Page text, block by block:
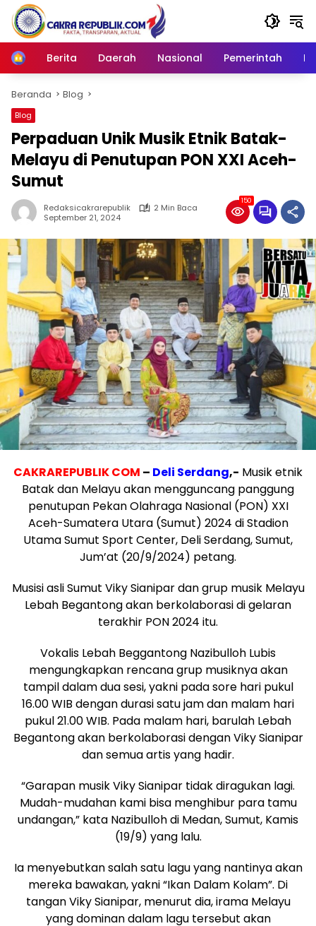
Langsung
konten
Home
Berita Daerah Nasional Pemerintah
Beranda Blog
Blog
Perpaduan Unik Musik Etnik Batak-
Melayu di Penutupan PON XXI Aceh-
Sumut
Redaksicakrarepublik
2 Min Baca
September 21, 2024
150
CAKRAREPUBLIK COM – Deli Serdang,- Musik etnik
Batak dan Melayu akan mengguncang panggung
penutupan Pekan Olahraga Nasional (PON) XXI
Aceh-Sumatera Utara (Sumut) 2024 di Stadion
Utama Sumut Sport Center, Deli Serdang, Sumut,
Jum’at (20/9/2024) petang.
Musisi asli Sumut Viky Sianipar dan grup musik Melayu
Lebah Begantong akan berkolaborasi di gelaran
terakhir PON 2024 itu.
Vokalis Lebah Beggantong Nazibulloh Lubis
mengungkapkan rencana grup musiknya akan
tampil dalam dua sesi, yakni pada sore hari pukul
16.00 WIB dengan durasi satu jam dan malam hari
pukul 21.00 WIB. Pada malam hari, barulah Lebah
Begantong akan berkolaborasi dengan Viky Sianipar
dan semua artis yang hadir.
“Garapan musik Viky Sianipar tidak diragukan lagi.
Mudah-mudahan kami bisa menghibur para tamu
undangan,” kata Nazibulloh di Medan, Sumut, Kamis
(19/9) yang lalu.
Ia menyebutkan salah satu lagu yang nantinya akan
mereka bawakan, yakni “Ikan Dalam Kolam”. Di
tangan Viky Sianipar, menurut dia, irama Melayu
yang dominan dalam lagu tersebut akan